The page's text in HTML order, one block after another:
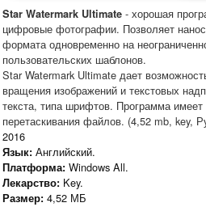
Star Watermark Ultimate - хорошая
цифровые фотографии. Позволяет
формата одновременно на
пользовательских шаблонов.
Star Watermark Ultimate дает
вращения изображений и текстовых
текста, типа шрифтов. Программа
перетаскивания файлов. (4,52 mb, key,
2016
Язык: Английский.
Платформа: Windows All.
Лекарство: Key.
Размер: 4,52 МБ